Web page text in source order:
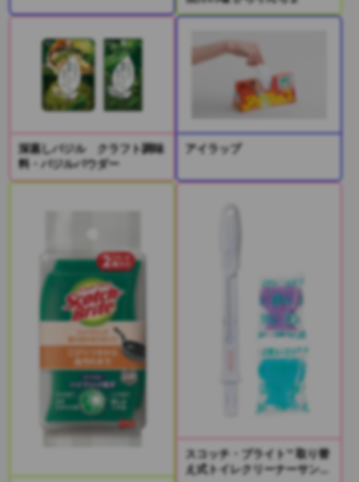
深蒸しバジル クラフト調味
料・バジルパウダー
アイラップ
スコッチ・ブライト™ 取り替
え式トイレクリーナーサンプ